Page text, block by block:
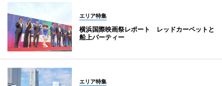
エリア特集
横浜国際映画祭レポート レッドカーペットと
船上パーティー
エリア特集